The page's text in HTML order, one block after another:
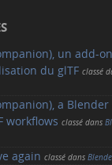
un add-
du glTF classé
a
workflows classé dans
again classé dans